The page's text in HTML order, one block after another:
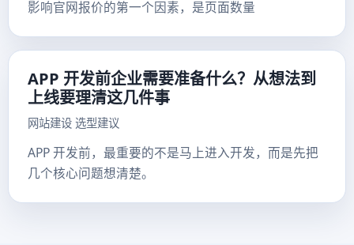
影响官网报价的第一个因素，是页面数量
APP 开发前企业需要准备什么？从想法到
上线要理清这几件事
网站建设 选型建议
APP 开发前，最重要的不是马上进入开发，而是先把
几个核心问题想清楚。